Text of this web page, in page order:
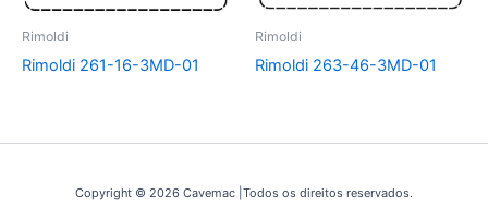
Rimoldi
Rimoldi 261-16-3MD-01
Rimoldi
Rimoldi 263-46-3MD-01
Copyright © 2026 Cavemac |Todos os direitos reservados.